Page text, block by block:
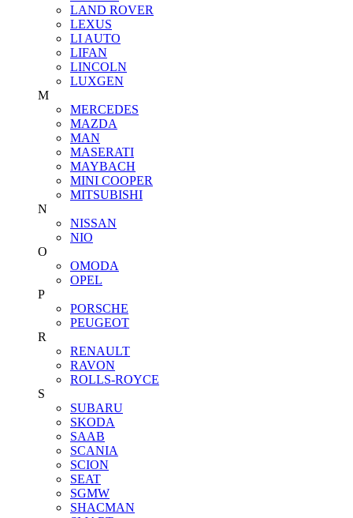
LAND ROVER
LEXUS
LI AUTO
LIFAN
LINCOLN
LUXGEN
M
MERCEDES
MAZDA
MAN
MASERATI
MAYBACH
MINI COOPER
MITSUBISHI
N
NISSAN
NIO
O
OMODA
OPEL
P
PORSCHE
PEUGEOT
R
RENAULT
RAVON
ROLLS-ROYCE
S
SUBARU
SKODA
SAAB
SCANIA
SCION
SEAT
SGMW
SHACMAN